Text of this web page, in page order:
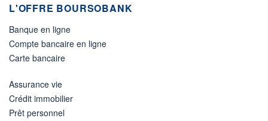
L'OFFRE BOURSOBANK
Banque en ligne
Compte bancaire en ligne
Carte bancaire
Assurance vie
Crédit immobilier
Prêt personnel